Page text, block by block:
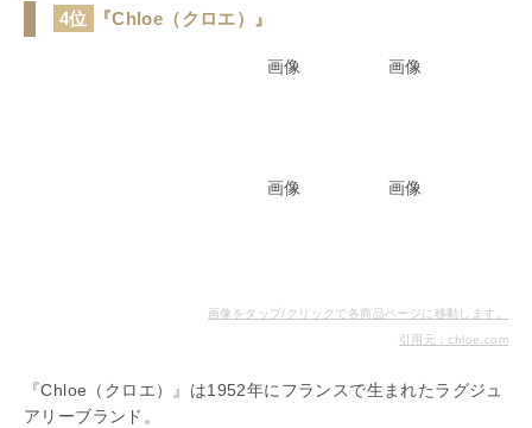
4位 『Chloe（クロエ）』
画像をタップ/クリックで各商品ページに移動します。
引用元：chloe.com
『Chloe（クロエ）』は1952年にフランスで生まれたラグジュ
アリーブランド。